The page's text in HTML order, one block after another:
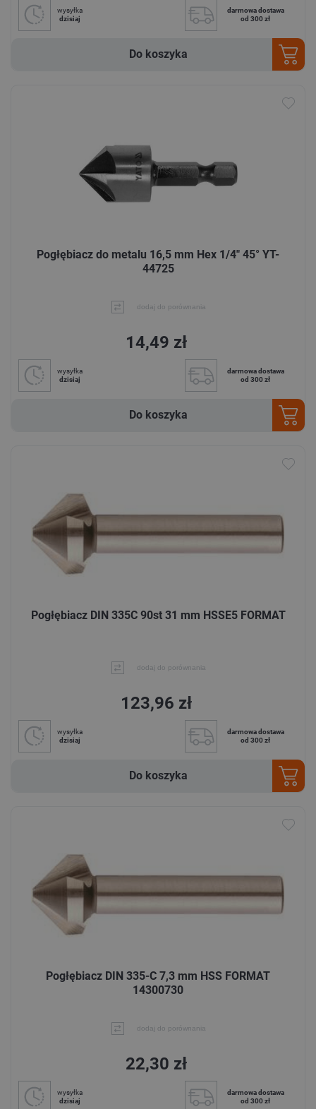
wysyłka
dzisiaj
darmowa dostawa
od 300 zł
Do koszyka
Pogłębiacz do metalu 16,5 mm Hex 1/4" 45° YT-
44725
dodaj do porównania
14,49 zł
wysyłka
dzisiaj
darmowa dostawa
od 300 zł
Do koszyka
Pogłębiacz DIN 335C 90st 31 mm HSSE5 FORMAT
dodaj do porównania
123,96 zł
wysyłka
dzisiaj
darmowa dostawa
od 300 zł
Do koszyka
Pogłębiacz DIN 335-C 7,3 mm HSS FORMAT
14300730
dodaj do porównania
22,30 zł
wysyłka
dzisiaj
darmowa dostawa
od 300 zł